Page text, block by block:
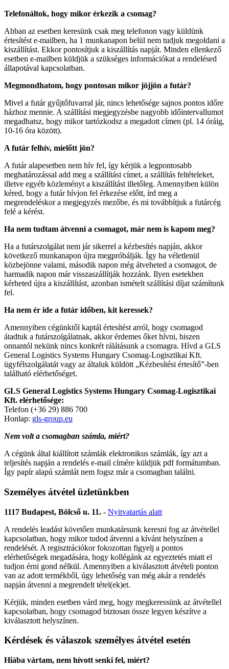
Telefonáltok, hogy mikor érkezik a csomag?
Abban az esetben keresünk csak meg telefonon vagy küldünk
értesítést e-mailben, ha 1 munkanapon belül nem tudjuk megoldani a
kiszállítást. Ekkor pontosítjuk a kiszállítás napját. Minden ellenkező
esetben e-mailben küldjük a szükséges információkat a rendelésed
állapotával kapcsolatban.
Megmondhatom, hogy pontosan mikor jöjjön a futár?
Mivel a futár gyűjtőfuvarral jár, nincs lehetősége sajnos pontos időre
házhoz mennie. A szállítási megjegyzésbe nagyobb időintervallumot
megadhatsz, hogy mikor tartózkodsz a megadott címen (pl. 14 óráig,
10-16 óra között).
A futár felhív, mielőtt jön?
A futár alapesetben nem hív fel, így kérjük a legpontosabb
meghatározással add meg a szállítási címet, a szállítás feltételeket,
illetve egyéb közleményt a kiszállítást illetőleg. Amennyiben külön
kéred, hogy a futár hívjon fel érkezése előtt, írd meg a
megrendeléskor a megjegyzés mezőbe, és mi továbbítjuk a futárcég
felé a kérést.
Ha nem tudtam átvenni a csomagot, már nem is kapom meg?
Ha a futárszolgálat nem jár sikerrel a kézbesítés napján, akkor
következő munkanapon újra megpróbálják. Így ha véletlenül
közbejönne valami, második napon még átveheted a csomagot, de
harmadik napon már visszaszállítják hozzánk. Ilyen esetekben
kérheted újra a kiszállítást, azonban ismételt szállítási díjat számítunk
fel.
Ha nem ér ide a futár időben, kit keressek?
Amennyiben cégünktől kaptál értesítést arról, hogy csomagod
átadtuk a futárszolgálatnak, akkor érdemes őket hívni, hiszen
onnantól nekünk nincs konkrét rálátásunk a csomagra. Hívd a GLS
General Logistics Systems Hungary Csomag-Logisztikai Kft.
ügyfélszolgálatát vagy az általuk küldött „Kézbesítési értesítő”-ben
található elérhetőséget.
GLS General Logistics Systems Hungary Csomag-Logisztikai
Kft. elérhetősége:
Telefon (+36 29) 886 700
Honlap: gls-group.eu
Nem volt a csomagban számla, miért?
A cégünk által kiállított számlák elektronikus számlák, így azt a
teljesítés napján a rendelés e-mail címére küldjük pdf formátumban.
Így papír alapú számlát nem fogsz már a csomagban találni.
Személyes átvétel üzletünkben
1117 Budapest, Bölcső u. 11. - Nyitvatartás alatt
A rendelés leadást követően munkatársunk keresni fog az átvétellel
kapcsolatban, hogy mikor tudod átvenni a kívánt helyszínen a
rendelését. A regisztrációkor fokozottan figyelj a pontos
elérhetőségek megadására, hogy kollégánk az egyeztetés miatt el
tudjon érni gond nélkül. Amennyiben a kiválasztott átvételi ponton
van az adott termékből, úgy lehetőség van még akár a rendelés
napján átvenni a megrendelt tétel(ek)et.
Kérjük, minden esetben várd meg, hogy megkeressünk az átvétellel
kapcsolatban, hogy csomagod biztosan össze legyen készítve a
kiválasztott helyszínen.
Kérdések és válaszok személyes átvétel esetén
Hiába vártam, nem hívott senki fel, miért?